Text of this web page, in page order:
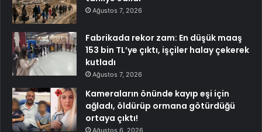
Ağustos 7, 2026
Fabrikada rekor zam: En düşük maaş
153 bin TL’ye çıktı, işçiler halay çekerek
kutladı
Ağustos 7, 2026
Kameraların önünde kayıp eşi için
ağladı, öldürüp ormana götürdüğü
ortaya çıktı!
Ağustos 6, 2026